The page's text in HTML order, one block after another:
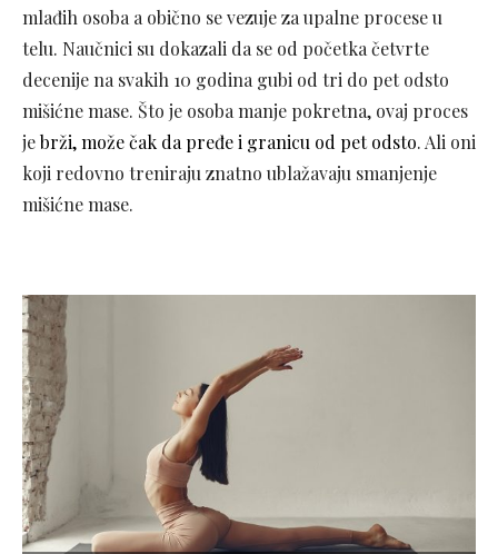
mlađih osoba a obično se vezuje za upalne procese u
telu. Naučnici su dokazali da se od početka četvrte
decenije na svakih 10 godina gubi od tri do pet odsto
mišićne mase. Što je osoba manje pokretna, ovaj proces
jebrži, može čak da pređe i granicu od pet odsto. Ali oni
koji redovno treniraju znatno ublažavaju smanjenje
mišićne mase.